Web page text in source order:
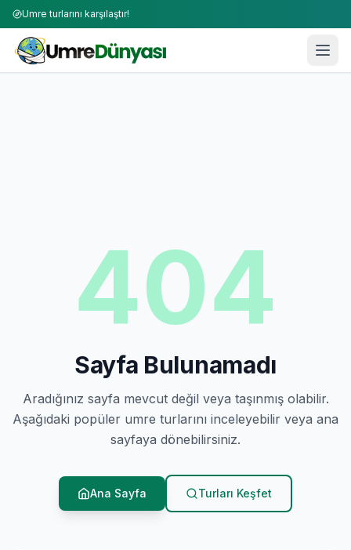
Umre turlarını karşılaştır!
404
Sayfa Bulunamadı
Aradığınız sayfa mevcut değil veya taşınmış olabilir.
Aşağıdaki popüler umre turlarını inceleyebilir veya ana
sayfaya dönebilirsiniz.
Ana Sayfa Turları Keşfet